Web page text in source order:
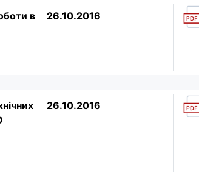
в
26.10.2016
26.10.2016